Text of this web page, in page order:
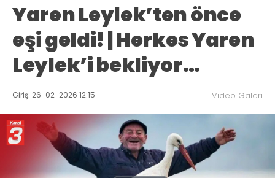
Yaren Leylek’ten önce
eşi geldi! | Herkes Yaren
Leylek’i bekliyor…
Giriş: 26-02-2026 12:15 Video Galeri